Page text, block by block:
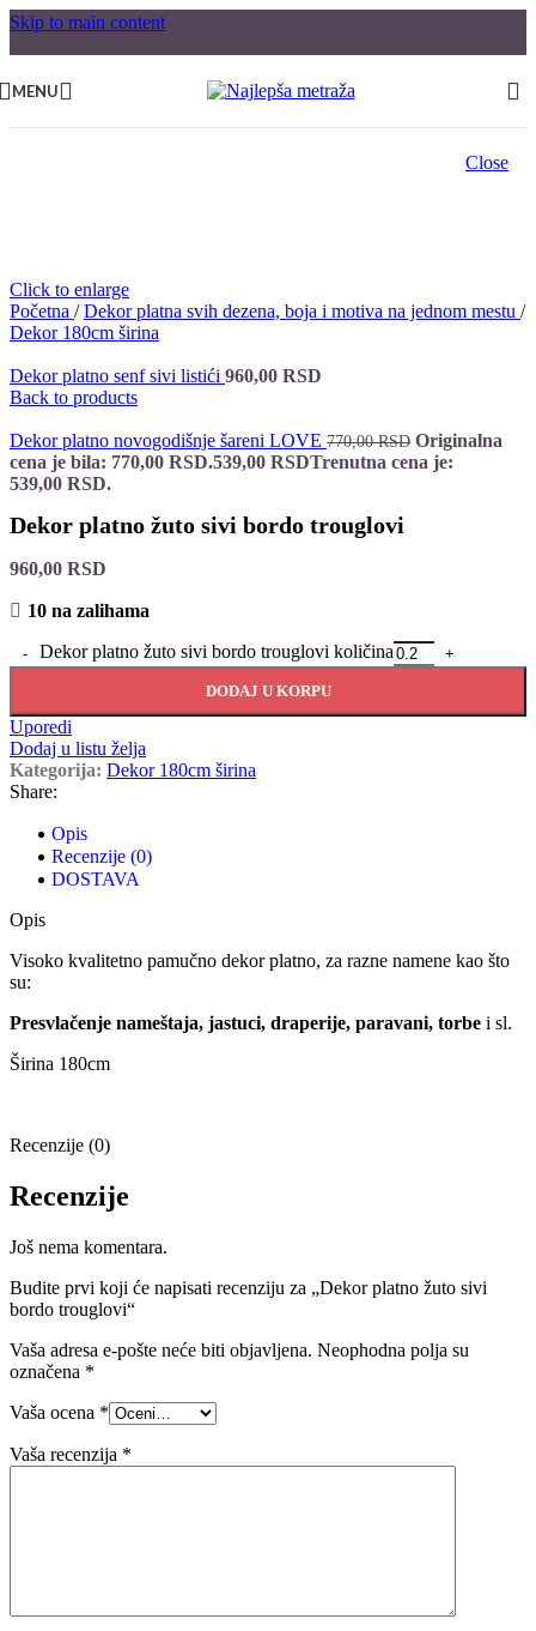
Skip to main content
MENU
Close
Click to enlarge
Početna / Dekor platna svih dezena, boja i motiva na jednom mestu /
Dekor 180cm širina
Dekor platno senf sivi listići 960,00 RSD
Back to products
Dekor platno novogodišnje šareni LOVE 770,00RSD Originalna
cena je bila: 770,00 RSD.539,00 RSDTrenutna cena je:
539,00 RSD.
Dekor platno žuto sivi bordo trouglovi
960,00 RSD
10 na zalihama
Dekor platno žuto sivi bordo trouglovi količina
DODAJ U KORPU
Uporedi
Dodaj u listu želja
Kategorija: Dekor 180cm širina
Share:
Opis
Recenzije (0)
DOSTAVA
Opis
Visoko kvalitetno pamučno dekor platno, za razne namene kao što
su:
Presvlačenje nameštaja, jastuci, draperije, paravani, torbe i sl.
Širina 180cm
Recenzije (0)
Recenzije
Još nema komentara.
Budite prvi koji će napisati recenziju za „Dekor platno žuto sivi
bordo trouglovi“
Vaša adresa e-pošte neće biti objavljena. Neophodna polja su
označena *
Vaša ocena *
Vaša recenzija *